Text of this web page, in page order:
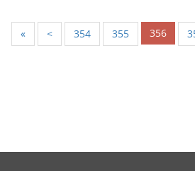
« < 354 355 356